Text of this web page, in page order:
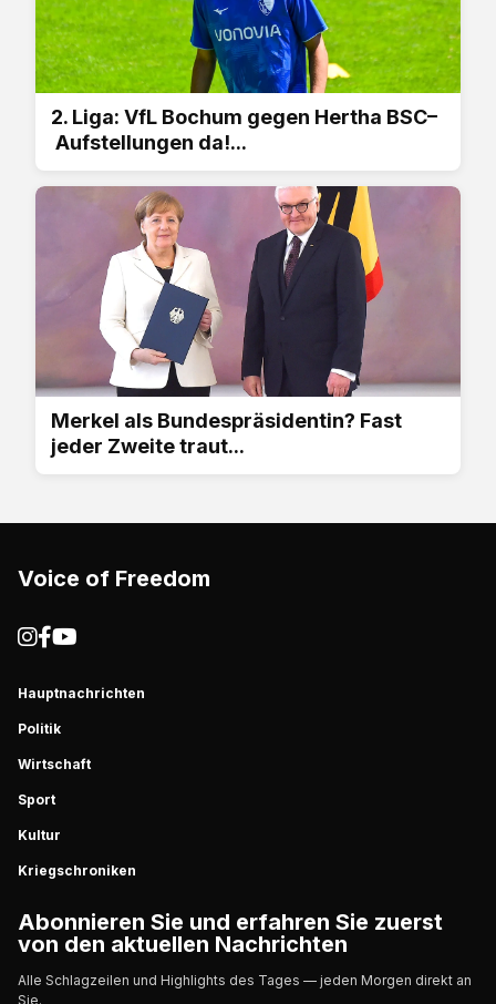
2. Liga: VfL Bochum gegen Hertha BSC–
Aufstellungen da!...
Merkel als Bundespräsidentin? Fast
jeder Zweite traut...
Voice of Freedom
Hauptnachrichten
Politik
Wirtschaft
Sport
Kultur
Kriegschroniken
Abonnieren Sie und erfahren Sie zuerst
von den aktuellen Nachrichten
Alle Schlagzeilen und Highlights des Tages — jeden Morgen direkt an
Sie.